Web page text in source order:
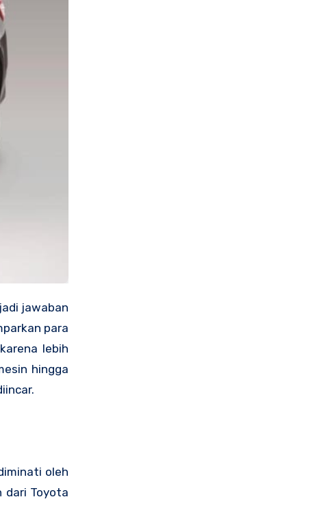
jawaban
para
lebih
hingga
oleh
dari Toyota